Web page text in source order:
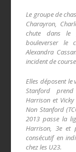
Le groupe de
Charayron,
chute dans le
bouleverser le
Alexandra
incident de
Elles déposent le
Stanford prend
Harrison et
Non Stanford
2013 passe la
Harrison, 3e et
consécutif en
chez les U23.